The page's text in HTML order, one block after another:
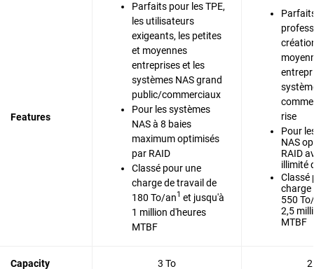
Features
Parfaits pour les TPE,
les utilisateurs
exigeants, les petites
et moyennes
entreprises et les
systèmes NAS grand
public/commerciaux
Pour les systèmes
NAS à 8 baies
maximum optimisés
par RAID
Classé pour une
charge de travail de
180 To/an1 et jusqu'à
1 million d'heures
MTBF
rise
Pour
NAS
RAID
illimité
Classé
charge
550
2,5
MTBF
Capacity 3 To 2